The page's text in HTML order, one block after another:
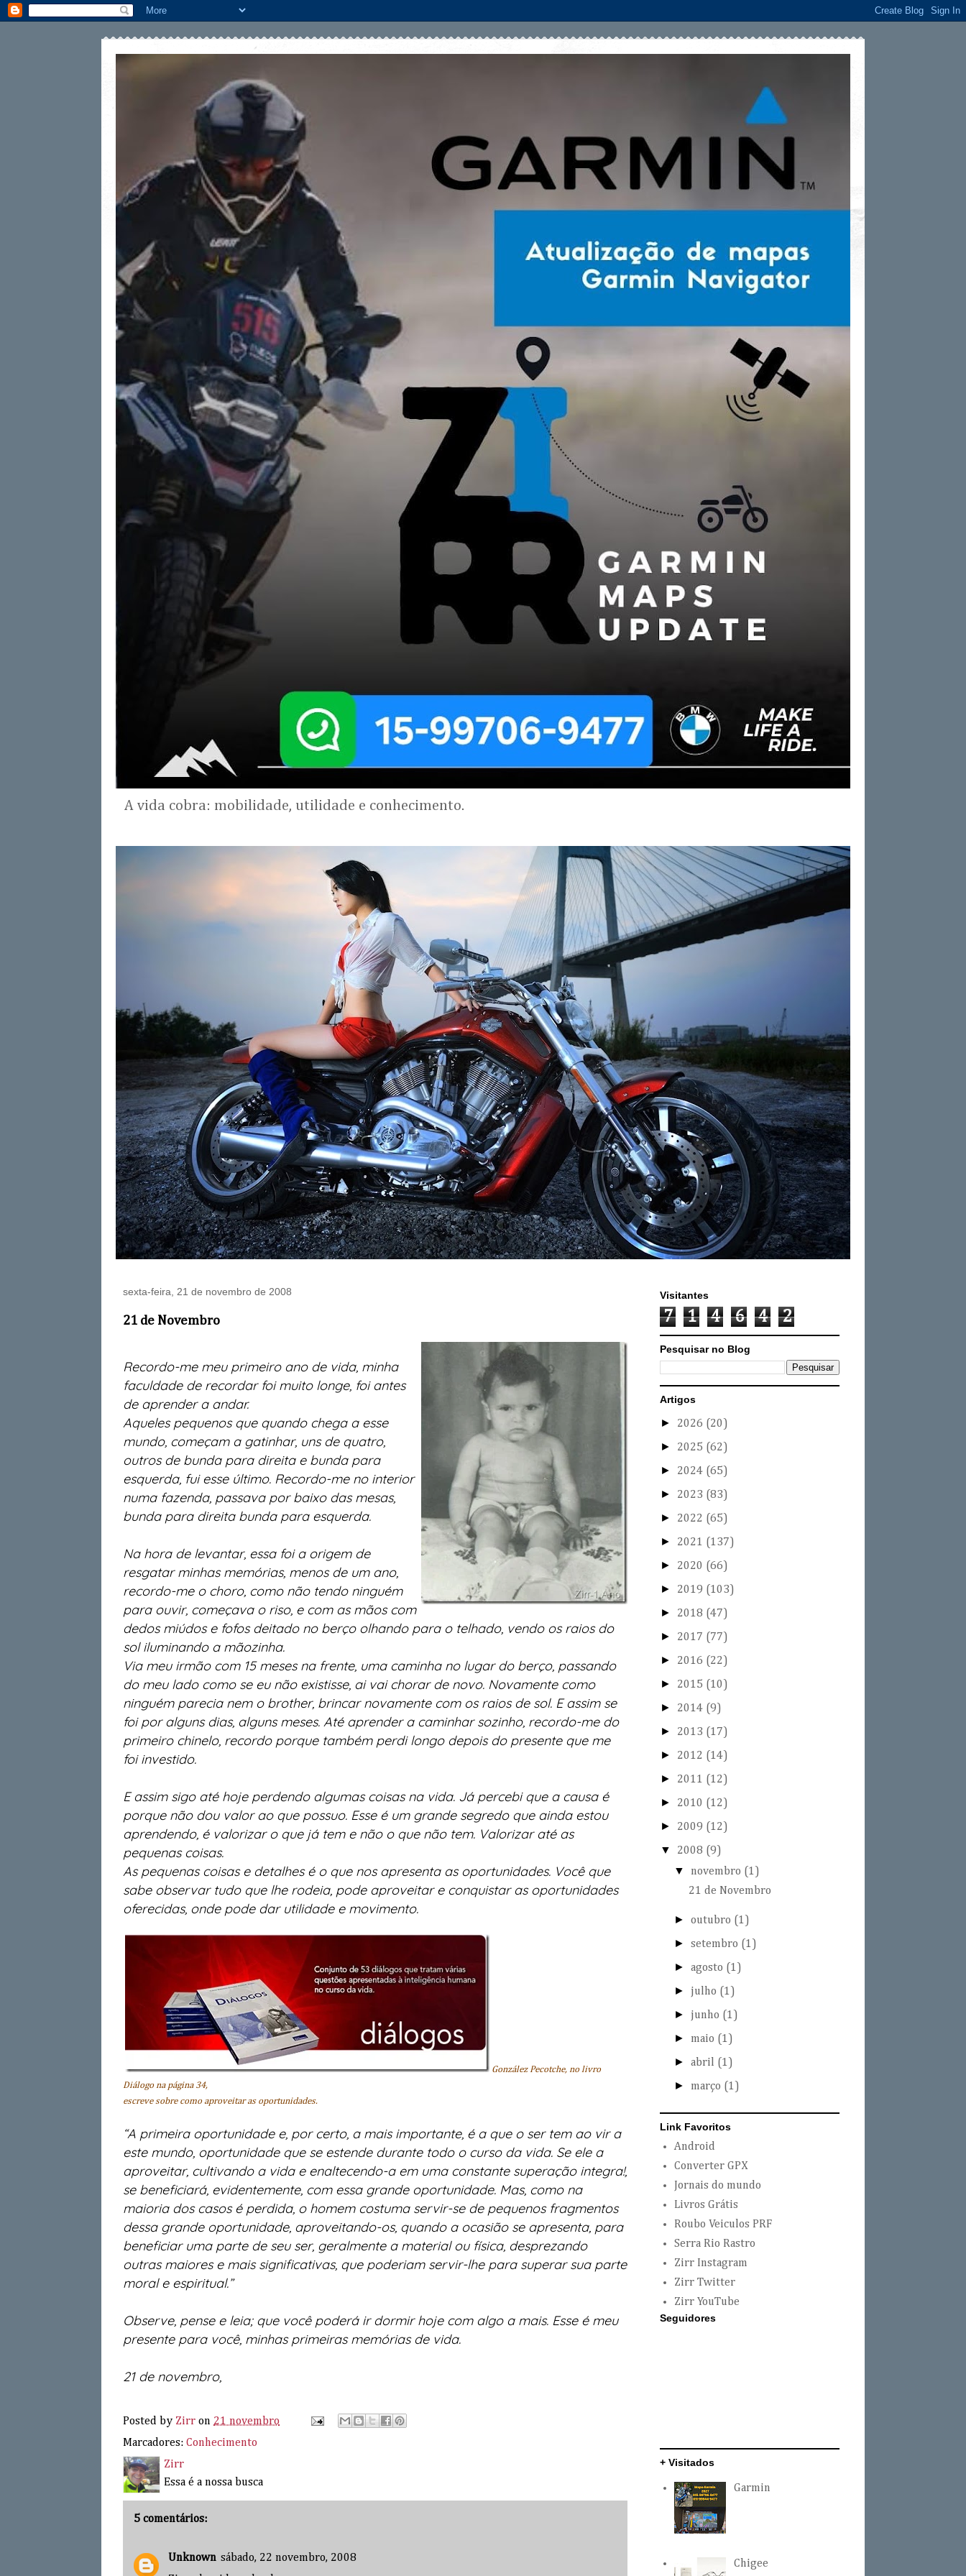
A vida cobra: mobilidade, utilidade e conhecimento.
sexta-feira, 21 de novembro de 2008
21 de Novembro
Recordo-me meu primeiro ano de vida, minha
faculdade de recordar foi muito longe, foi antes
de aprender a andar.
Aqueles pequenos que quando chega a esse
mundo, começam a gatinhar, uns de quatro,
outros de bunda para direita e bunda para
esquerda, fui esse último. Recordo-me no interior
numa fazenda, passava por baixo das mesas,
bunda para direita bunda para esquerda.
Na hora de levantar, essa foi a origem de
resgatar minhas memórias, menos de um ano,
recordo-me o choro, como não tendo ninguém
para ouvir, começava o riso, e com as mãos com
dedos miúdos e fofos deitado no berço olhando para o telhado, vendo os raios do
sol iluminando a mãozinha.
Via meu irmão com 15 meses na frente, uma caminha no lugar do berço, passando
do meu lado como se eu não existisse, ai vai chorar de novo. Novamente como
ninguém parecia nem o brother, brincar novamente com os raios de sol. E assim se
foi por alguns dias, alguns meses. Até aprender a caminhar sozinho, recordo-me do
primeiro chinelo, recordo porque também perdi longo depois do presente que me
foi investido.
E assim sigo até hoje perdendo algumas coisas na vida. Já percebi que a causa é
porque não dou valor ao que possuo. Esse é um grande segredo que ainda estou
aprendendo, é valorizar o que já tem e não o que não tem. Valorizar até as
pequenas coisas.
As pequenas coisas e detalhes é o que nos apresenta as oportunidades. Você que
sabe observar tudo que lhe rodeia, pode aproveitar e conquistar as oportunidades
oferecidas, onde pode dar utilidade e movimento.
González Pecotche, no livro
Diálogo na página 34,
escreve sobre como aproveitar as oportunidades.
“A primeira oportunidade e, por certo, a mais importan­te, é a que o ser tem ao vir a
este mundo, oportunidade que se estende durante todo o curso da vida. Se ele a
aproveitar, cultivando a vida e enaltecendo-a em uma constante superação integra!,
se beneficiará, evidente­mente, com essa grande oportunidade. Mas, como na
maioria dos casos é perdida, o homem costuma servir-se de pequenos fragmentos
dessa grande oportunida­de, aproveitando-os, quando a ocasião se apresenta, pa­ra
beneficiar uma parte de seu ser, geralmente a mate­rial ou física, desprezando
outras maiores e mais signi­ficativas, que poderiam servir-lhe para superar sua par­te
moral e espiritual.”
Observe, pense e leia; que você poderá ir dormir hoje com algo a mais. Esse é meu
presente para você, minhas primeiras memórias de vida.
21 de novembro,
Posted by Zirr on 21 novembro
Marcadores: Conhecimento
Zirr
Essa é a nossa busca
5 comentários:
Unknown sábado, 22 novembro, 2008
Visitantes
7 1 4 6 4 2
Pesquisar no Blog
Artigos
► 2026 (20)
► 2025 (62)
► 2024 (65)
► 2023 (83)
► 2022 (65)
► 2021 (137)
► 2020 (66)
► 2019 (103)
► 2018 (47)
► 2017 (77)
► 2016 (22)
► 2015 (10)
► 2014 (9)
► 2013 (17)
► 2012 (14)
► 2011 (12)
► 2010 (12)
► 2009 (12)
▼ 2008 (9)
▼ novembro (1)
21 de Novembro
►outubro (1)
►setembro (1)
►agosto (1)
► julho (1)
► junho (1)
► maio (1)
►abril (1)
► março (1)
Link Favoritos
Android
Converter GPX
Jornais do mundo
Livros Grátis
Roubo Veiculos PRF
Serra Rio Rastro
Zirr Instagram
Zirr Twitter
Zirr YouTube
Seguidores
+ Visitados
Garmin
Chigee